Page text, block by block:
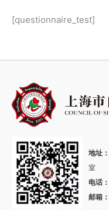
[questionnaire_test]
地址：
室
电话：
邮箱：